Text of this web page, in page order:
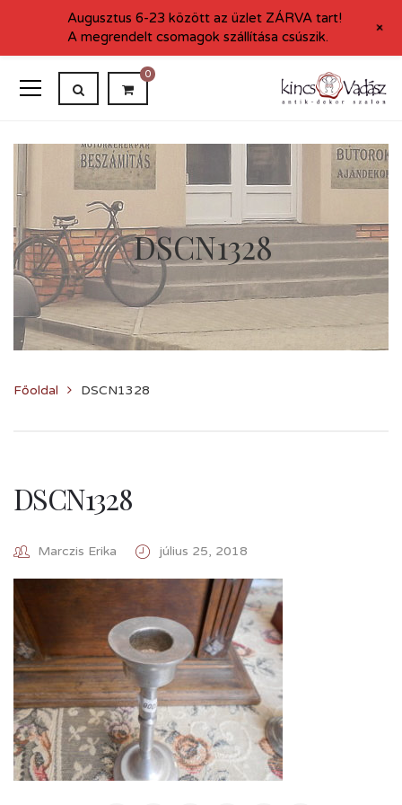
0
DSCN1328
Főoldal DSCN1328
DSCN1328
Marczis Erika július 25, 2018
Augusztus 6-23 között az üzlet ZÁRVA tart!
A megrendelt csomagok szállítása csúszik.
+